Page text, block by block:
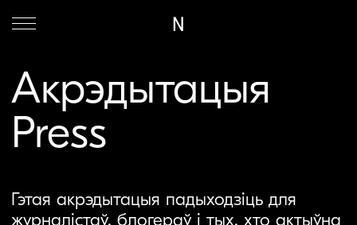
Акрэдытацыя
Press
Гэтая акрэдытацыя падыходзіць для
да фестывалю анлайн і/або афлайн у 3
гарадах — Вільнюсе, Варшаве і Таліне.